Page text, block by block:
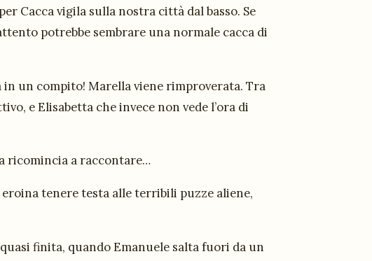
Cacca vigila sulla nostra città dal basso. Se
potrebbe sembrare una normale cacca di
un compito! Marella viene rimproverata. Tra
e Elisabetta che invece non vede l’ora di
ricomincia a raccontare…
tenere testa alle terribili puzze aliene,
finita, quando Emanuele salta fuori da un